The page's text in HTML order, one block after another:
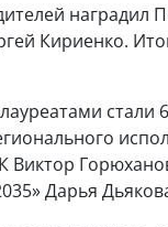
наградил
Кириенко.
стали
Виктор
Дарья